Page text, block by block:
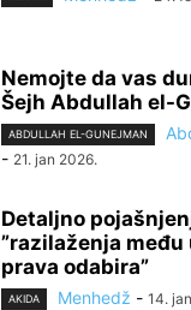
Nemojte da vas
Šejh Abdullah el-
ABDULLAH EL-GUNEJMAN
- 21. jan 2026.
Detaljno
”razilaženja
prava odabira”
AKIDA Menhedž - 14.